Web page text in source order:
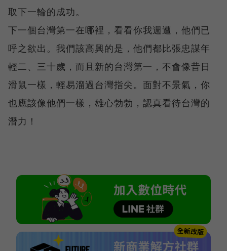
取下一輪的成功。
下一個台灣第一在哪裡，看看你我週遭，他們已
呼之欲出。我們該高興的是，他們都比張忠謀年
輕二、三十歲，而且新的台灣第一，不會像昔日
滑鼠一樣，輕易溜過台灣指尖。面對不景氣，你
也應該像他們一樣，雄心勃勃，認真看待台灣的
潛力！